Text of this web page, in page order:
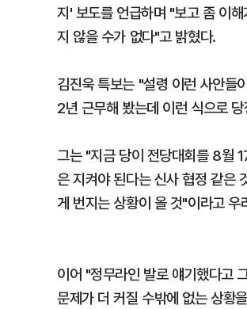
지' 보도를 언급하며 "보고 좀 이
지 않을 수가 없다"고 밝혔다.
김진욱 특보는 "설령 이런 사안들
2년 근무해 봤는데 이런 식으로
그는 "지금 당이 전당대회를 8월
은 지켜야 된다는 신사 협정 같은
게 번지는 상황이 올 것"이라고 우
이어 "정무라인 발로 얘기했다고
문제가 더 커질 수밖에 없는 상황